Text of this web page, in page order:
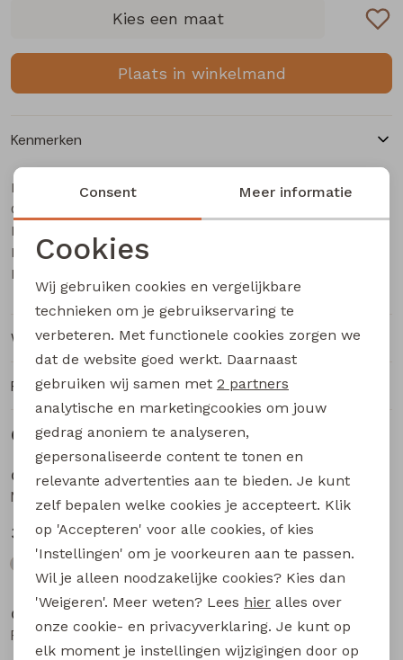
Bermuda's
Kies een maat
Plaats in winkelmand
Kenmerken
Merk
CARS jeans & casuals
Categorie
Leverancierscode
Bestelcode
Kleur
Winkelvoorraad
Ruilen en retourneren
Gerelateerde producten
CARS jeans & casuals
39,99
CARS jeans & casuals
39,99
CARS jeans & casuals
Prinze_stwused jongens lange broek l.stone denim
CARS jeans & casuals
Noodzakelijke cookies
Analytische cookies
Marketing cookies
Consent Meer informatie
Cookies
Wij gebruiken cookies en vergelijkbare
technieken om je gebruikservaring te
verbeteren. Met functionele cookies zorgen we
dat de website goed werkt. Daarnaast
gebruiken wij samen met 2 partners
analytische en marketingcookies om jouw
gedrag anoniem te analyseren,
gepersonaliseerde content te tonen en
relevante advertenties aan te bieden. Je kunt
zelf bepalen welke cookies je accepteert. Klik
op 'Accepteren' voor alle cookies, of kies
'Instellingen' om je voorkeuren aan te passen.
Wil je alleen noodzakelijke cookies? Kies dan
'Weigeren'. Meer weten? Lees hier alles over
onze cookie- en privacyverklaring. Je kunt op
elk moment je instellingen wijzigingen door op